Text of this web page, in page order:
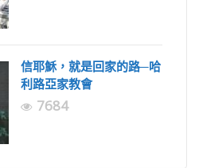
信耶穌，就是回家的路─哈
利路亞家教會
7684